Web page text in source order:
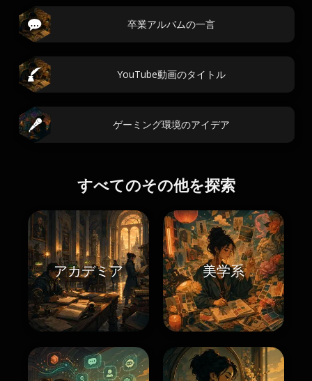
卒業アルバムの一言
YouTube動画のタイトル
ゲーミング環境のアイデア
すべてのその他を探索
アカデミア 美学系